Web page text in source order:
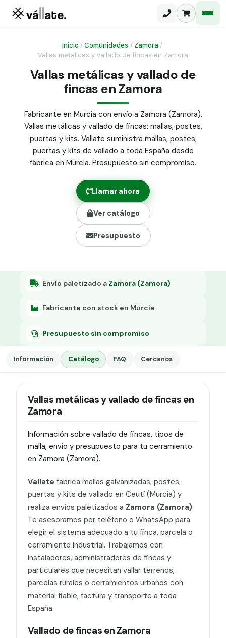
Malla ganadera
Malla simple torsión
Malla triple torsión
Panel malla H.
Puerta abatible dos hojas
Puerta acceso peatonal
Poste malla Hércules
Poste malla simple torsión
Alambre de espino galvanizado
Alambre liso galvanizado
Malla ocultación 70 g/m² verde
Abrazadera PVC malla H.
Grapa malla H.
Inicio /Comunidades / Zamora /
Vallas metálicas y vallado de fincas en Zamora
Vallas metálicas y vallado de
fincas en Zamora
Fabricante en Murcia con envío a Zamora (Zamora).
Vallas metálicas y vallado de fincas: mallas, postes,
puertas y kits. Vallate suministra mallas, postes,
puertas y kits de vallado a toda España desde
fábrica en Murcia. Presupuesto sin compromiso.
Llamar ahora
Ver catálogo
Presupuesto
Envío paletizado a Zamora (Zamora)
Fabricante con stock en Murcia
Presupuesto sin compromiso
Información Catálogo FAQ Cercanos
Vallas metálicas y vallado de fincas en
Zamora
Información sobre vallado de fincas, tipos de
malla, envío y presupuesto para tu cerramiento
en Zamora (Zamora).
Vallate fabrica mallas galvanizadas, postes,
puertas y kits de vallado en Ceutí (Murcia) y
realiza envíos paletizados a Zamora (Zamora).
Te asesoramos por teléfono o WhatsApp para
elegir el sistema adecuado a tu finca, parcela o
cerramiento industrial. Trabajamos con
instaladores, administradores de fincas y
particulares que necesitan vallar terrenos,
parcelas rurales o cerramientos urbanos con
material fiable, factura y transporte a toda
España.
Vallado de fincas en Zamora